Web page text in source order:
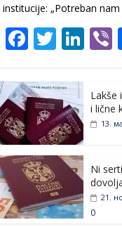
institucije: „Potreban nam
F
e
b
o
o
k
T
itt
er
Li
e
dI
Lakše
i lične
13.
Ni
21.
0